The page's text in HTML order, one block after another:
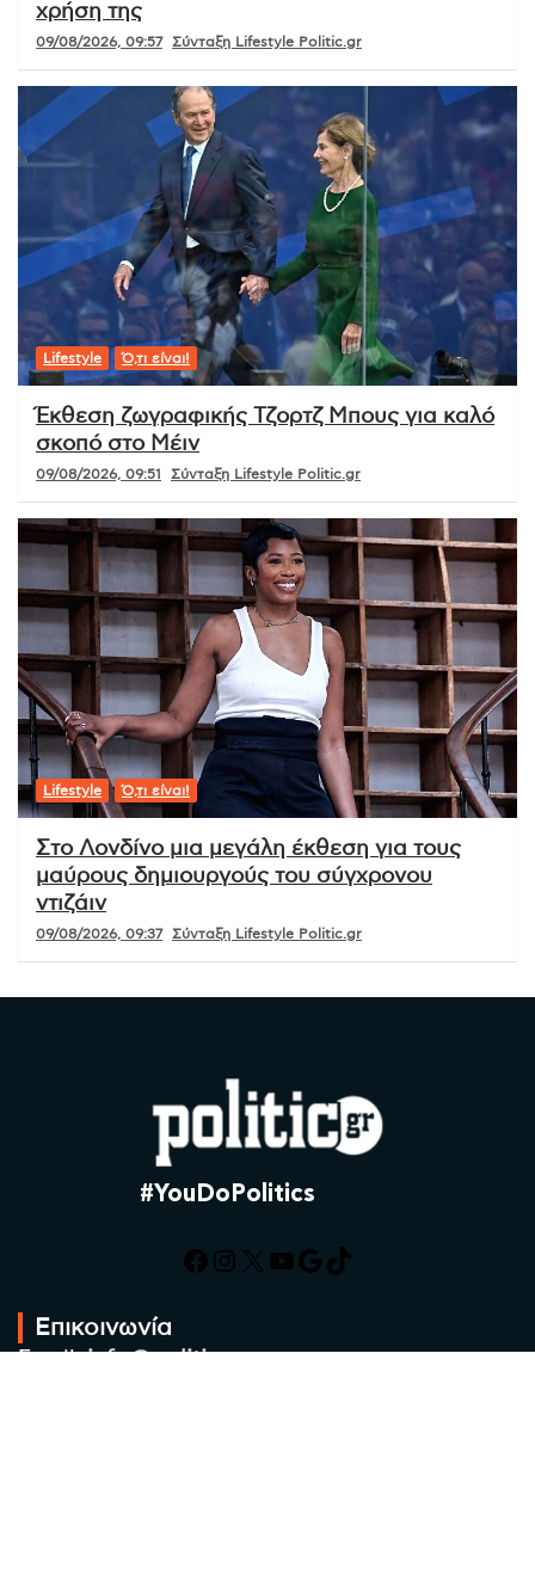
χρήση της
09/08/2026, 09:57 Σύνταξη Lifestyle Politic.gr
Lifestyle Ό,τι είναι!
Έκθεση ζωγραφικής Τζορτζ Μπους για καλό
σκοπό στο Μέιν
09/08/2026, 09:51 Σύνταξη Lifestyle Politic.gr
Lifestyle Ό,τι είναι!
Στο Λονδίνο μια μεγάλη έκθεση για τους
μαύρους δημιουργούς του σύγχρονου
ντιζάιν
09/08/2026, 09:37 Σύνταξη Lifestyle Politic.gr
#YouDoPolitics
Facebook
Instagram
X YouTube
Google
TikTok
Επικοινωνία
Email:info@politic.gr